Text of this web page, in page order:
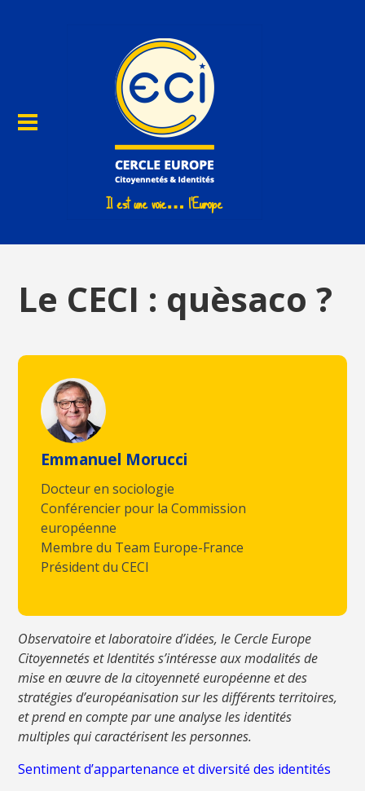
Le CECI : quèsaco ?
Emmanuel Morucci
Docteur en sociologie
Conférencier pour la Commission
européenne
Membre du Team Europe-France
Président du CECI
Observatoire et laboratoire d’idées, le Cercle Europe
Citoyennetés et Identités s’intéresse aux modalités de
mise en œuvre de la citoyenneté européenne et des
stratégies d’européanisation sur les différents territoires,
et prend en compte par une analyse les identités
multiples qui caractérisent les personnes.
Sentiment d’appartenance et diversité des identités